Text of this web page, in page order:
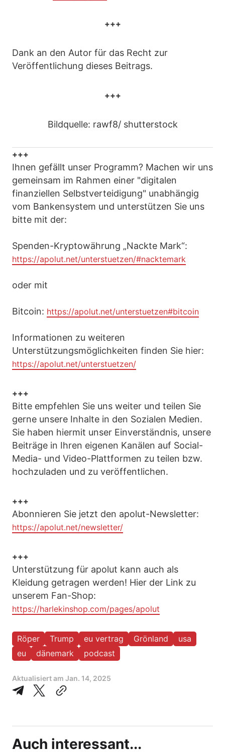
+++
Dank an den Autor für das Recht zur
Veröffentlichung dieses Beitrags.
+++
Bildquelle: rawf8/ shutterstock
+++
Ihnen gefällt unser Programm? Machen wir uns
gemeinsam im Rahmen einer "digitalen
finanziellen Selbstverteidigung" unabhängig
vom Bankensystem und unterstützen Sie uns
bitte mit der:
Spenden-Kryptowährung „Nackte Mark“:
https://apolut.net/unterstuetzen/#nacktemark
oder mit
Bitcoin: https://apolut.net/unterstuetzen#bitcoin
Informationen zu weiteren
Unterstützungsmöglichkeiten finden Sie hier:
https://apolut.net/unterstuetzen/
+++
Bitte empfehlen Sie uns weiter und teilen Sie
gerne unsere Inhalte in den Sozialen Medien.
Sie haben hiermit unser Einverständnis, unsere
Beiträge in Ihren eigenen Kanälen auf Social-
Media- und Video-Plattformen zu teilen bzw.
hochzuladen und zu veröffentlichen.
+++
Abonnieren Sie jetzt den apolut-Newsletter:
https://apolut.net/newsletter/
+++
Unterstützung für apolut kann auch als
Kleidung getragen werden! Hier der Link zu
unserem Fan-Shop:
https://harlekinshop.com/pages/apolut
Röper Trump eu vertrag Grönland
usa
eu
dänemark podcast
Aktualisiert am Jan. 14, 2025
Auch interessant...